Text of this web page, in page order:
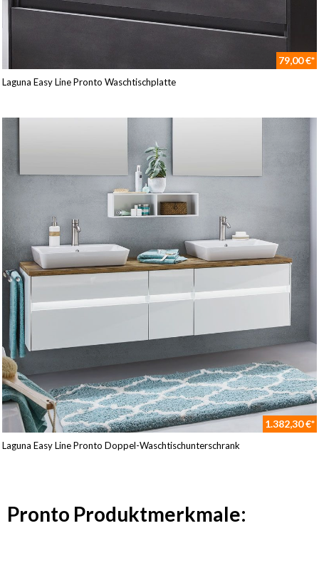
79,00 €*
Laguna Easy Line Pronto Waschtischplatte
1.382,30 €*
Laguna Easy Line Pronto Doppel-Waschtischunterschrank
Pronto Produktmerkmale: